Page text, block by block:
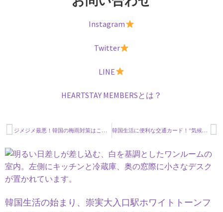
Instagram
Twitter
LINE
HEARTSTAY MEMBERSとは？
ジメジメ最悪！韓国の梅雨対策はこれで完璧 （ダイソー活用） 韓国生活に便利な交通カード！“気候同行カード”とは？徹底解説！
韓国生活の始まり、崇実大入口駅ホワイトトーンフ